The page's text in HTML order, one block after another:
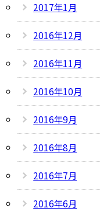
2017年1月
2016年12月
2016年11月
2016年10月
2016年9月
2016年8月
2016年7月
2016年6月